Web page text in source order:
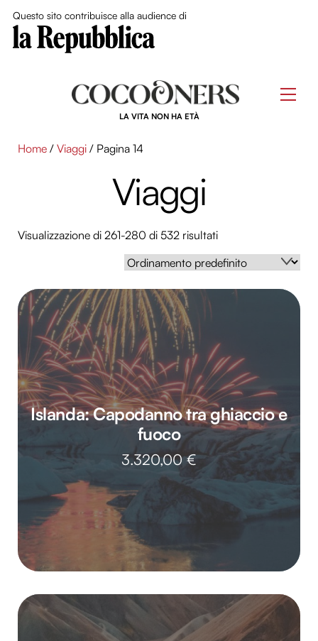
Questo sito contribuisce alla audience di
LA VITA NON HA ETÀ
Home / Viaggi / Pagina 14
Viaggi
Visualizzazione di 261-280 di 532 risultati
Islanda: Capodanno tra ghiaccio e
fuoco
3.320,00€